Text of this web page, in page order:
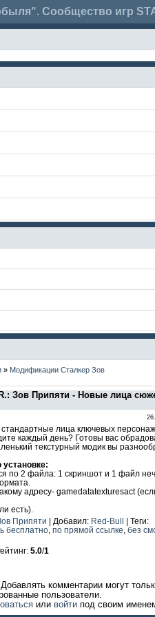
Сообщество игр
» Модификации Сталкер Зов
Зов Припяти - Новые лица
стандартные лица ключевых
каждый день? Готовы вас
текстурный модик вы
установке:
по 2 файла: 1 скриншот и 1 файл
адресу- gamedatatexturesact
есть).
Припяти | Добавил: Red-Bull | Теги:
бесплатно по прямой ссылке без
: 5.0/1
комментарии могут
пользователи.
или войти под своим